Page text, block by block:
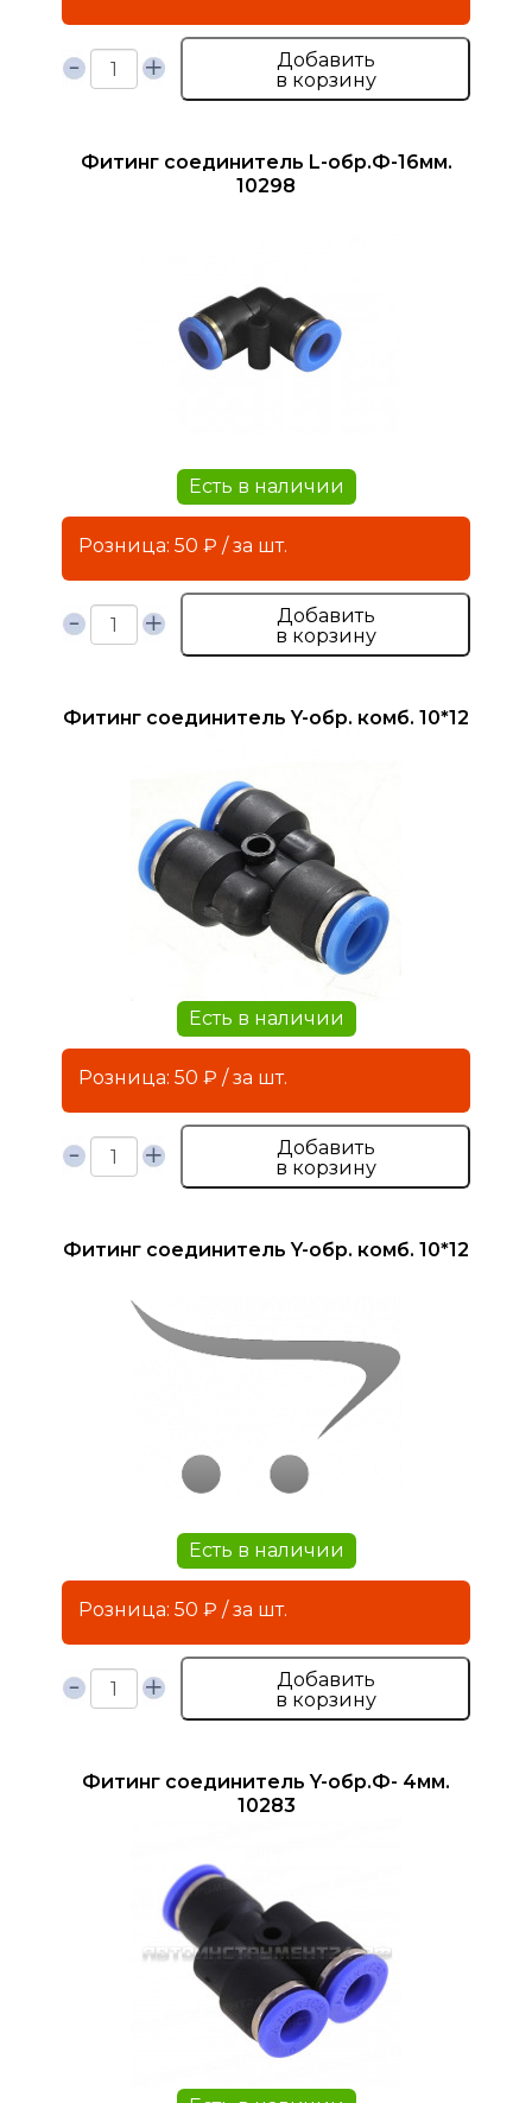
Добавить
в корзину
Фитинг соединитель L-обр.Ф-16мм.
10298
Есть в наличии
Розница: 50 ₽ / за шт.
Добавить
в корзину
Фитинг соединитель Y-обр. комб. 10*12
Есть в наличии
Розница: 50 ₽ / за шт.
Добавить
в корзину
Фитинг соединитель Y-обр. комб. 10*12
Есть в наличии
Розница: 50 ₽ / за шт.
Добавить
в корзину
Фитинг соединитель Y-обр.Ф- 4мм.
10283